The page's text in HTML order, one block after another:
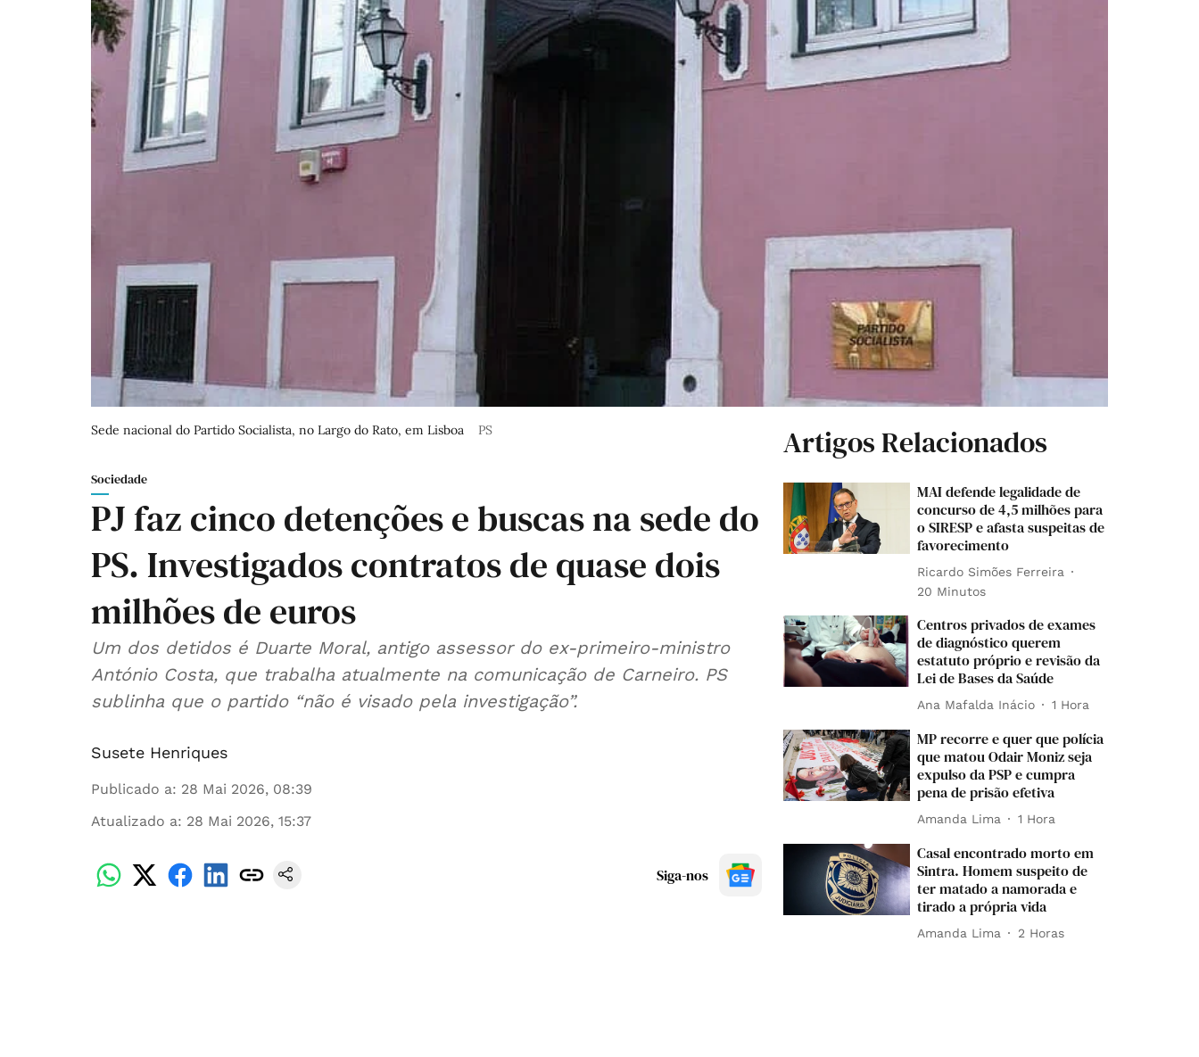
Sede nacional do Partido Socialista, no Largo do Rato, em Lisboa PS
Sociedade
PJ faz cinco detenções e buscas na sede do
PS. Investigados contratos de quase dois
milhões de euros
Um dos detidos é Duarte Moral, antigo assessor do ex-primeiro-ministro
António Costa, que trabalha atualmente na comunicação de Carneiro. PS
sublinha que o partido “não é visado pela investigação”.
Susete Henriques
Publicado a: 28 Mai 2026, 08:39
Atualizado a: 28 Mai 2026, 15:37
Siga-nos
Artigos Relacionados
MAI defende legalidade de
concurso de 4,5 milhões para
o SIRESP e afasta suspeitas de
favorecimento
Ricardo Simões Ferreira
20 Minutos
Centros privados de exames
de diagnóstico querem
estatuto próprio e revisão da
Lei de Bases da Saúde
Ana Mafalda Inácio 1 Hora
MP recorre e quer que polícia
que matou Odair Moniz seja
expulso da PSP e cumpra
pena de prisão efetiva
Amanda Lima 1 Hora
Casal encontrado morto em
Sintra. Homem suspeito de
ter matado a namorada e
tirado a própria vida
Amanda Lima 2 Horas